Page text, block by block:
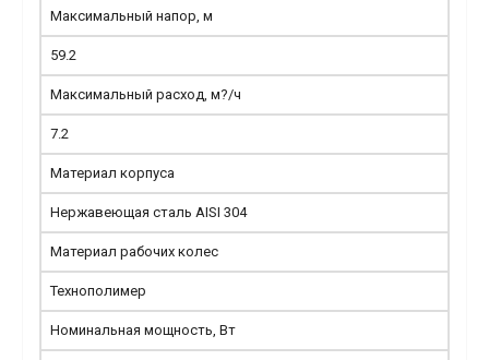
Максимальный напор, м
59.2
Максимальный расход, м?/ч
7.2
Материал корпуса
Нержавеющая сталь AISI 304
Материал рабочих колес
Технополимер
Номинальная мощность, Вт